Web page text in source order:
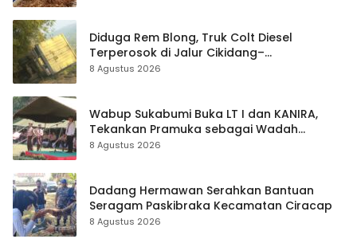
Diduga Rem Blong, Truk Colt Diesel
Terperosok di Jalur Cikidang–
Palabuhanratu
8 Agustus 2026
Wabup Sukabumi Buka LT I dan KANIRA,
Tekankan Pramuka sebagai Wadah
Pembentukan Karakter
8 Agustus 2026
Dadang Hermawan Serahkan Bantuan
Seragam Paskibraka Kecamatan Ciracap
8 Agustus 2026